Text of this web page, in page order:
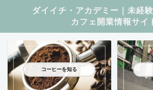
ダイイチ・アカデミー｜未経
カフェ開業情報サイ
コーヒーを知る